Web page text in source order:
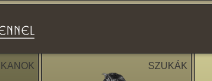
KANOK SZUKÁK